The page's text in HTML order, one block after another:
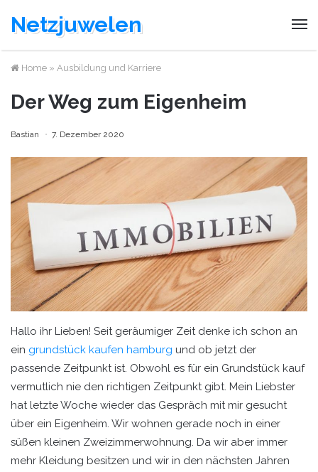
Netzjuwelen
Home » Ausbildung und Karriere
Der Weg zum Eigenheim
Bastian 7. Dezember 2020
Hallo ihr Lieben! Seit geräumiger Zeit denke ich schon an
ein grundstück kaufen hamburg und ob jetzt der
passende Zeitpunkt ist. Obwohl es für ein Grundstück kauf
vermutlich nie den richtigen Zeitpunkt gibt. Mein Liebster
hat letzte Woche wieder das Gespräch mit mir gesucht
über ein Eigenheim. Wir wohnen gerade noch in einer
süßen kleinen Zweizimmerwohnung. Da wir aber immer
mehr Kleidung besitzen und wir in den nächsten Jahren